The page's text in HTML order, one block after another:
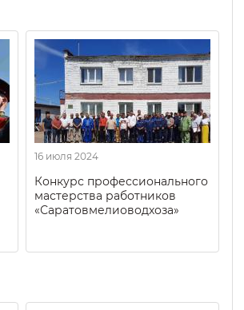
16 июля 2024
Конкурс профессионального
мастерства работников
«Саратовмелиоводхоза»